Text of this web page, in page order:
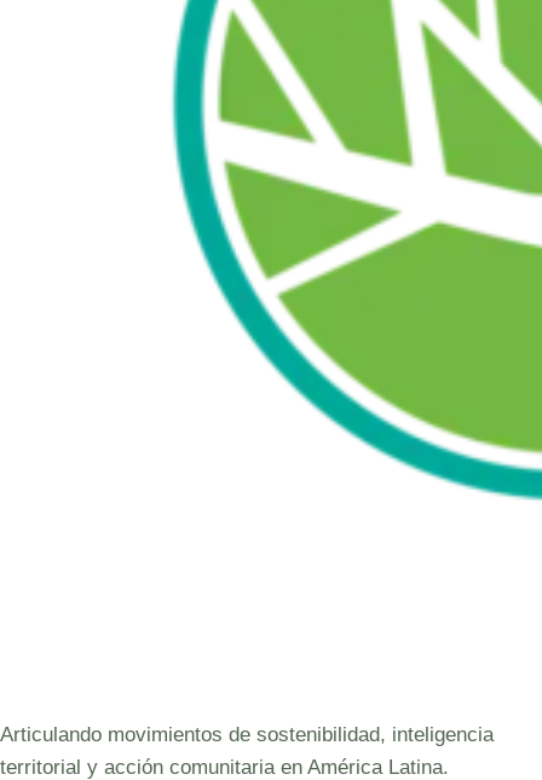
Articulando movimientos de sostenibilidad, inteligencia
territorial y acción comunitaria en América Latina.